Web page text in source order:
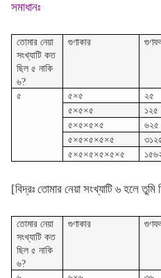
সমাধানঃ
তোমার নেয়া
সংখ্যাটি কত
ছিল ৫ নাকি
৬?
গুণাকার
৫ ৫×৫ ২৫
৫×৫×৫ ১২৫
৫×৫×৫×৫ ৬২৫
৫×৫×৫×৫×৫
৫×৫×৫×৫×৫×৫
[বিদ্রঃ তোমার নেয়া সংখ্যাটি ৬ হলে
তোমার নেয়া
সংখ্যাটি কত
ছিল ৫ নাকি
৬?
গুণাকার